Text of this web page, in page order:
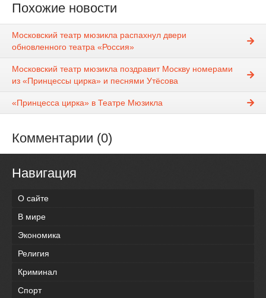
Похожие новости
Московский театр мюзикла распахнул двери
обновленного театра «Россия»
Московский театр мюзикла поздравит Москву номерами
из «Принцессы цирка» и песнями Утёсова
«Принцесса цирка» в Театре Мюзикла
Комментарии (0)
Навигация
О сайте
В мире
Экономика
Религия
Криминал
Спорт